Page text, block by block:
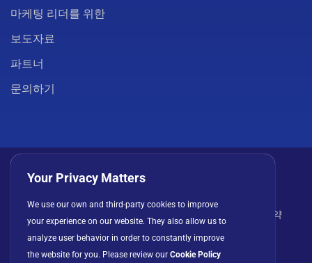
마케팅 리더를 위한
보도자료
파트너
문의하기
라이선스 계약
Your Privacy Matters
We use our own and third-party cookies to improve
your experience on our website. They also allow us to
analyze user behavior in order to constantly improve
the website for you. Please review our Cookie Policy